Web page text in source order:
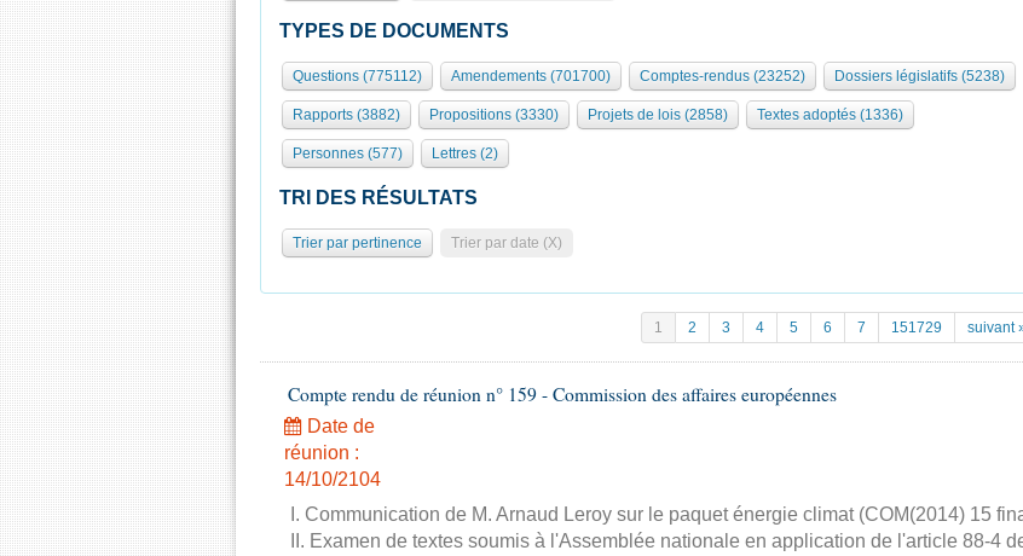
TYPES DE DOCUMENTS
Questions (775112) Amendements (701700) Comptes-rendus (23252) Dossiers législatifs (5238)
Rapports (3882) Propositions (3330) Projets de lois (2858) Textes adoptés (1336)
Personnes (577) Lettres (2)
TRI DES RÉSULTATS
Trier par pertinence Trier par date (X)
1 2 3 4 5 6 7 151729 suivant
Compte rendu de réunion n° 159 - Commission des affaires européennes
Date de
réunion :
14/10/2104
I. Communication de M. Arnaud Leroy sur le paquet énergie climat (COM(2014) 15
II. Examen de textes soumis à l'Assemblée nationale en application de l'article 88-4